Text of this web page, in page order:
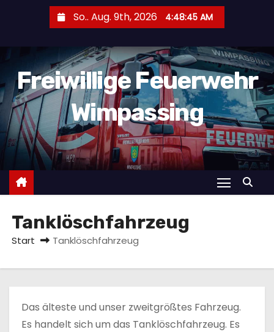
h
l
r
e
So.. Aug. 9th, 2026 4:48:46 AM
Freiwillige Feuerwehr
Wimpassing
Tanklöschfahrzeug
Start Tanklöschfahrzeug
Das älteste und unser zweitgrößtes Fahrzeug.
Es handelt sich um das Tanklöschfahrzeug. Es